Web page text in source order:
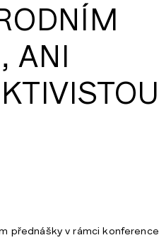
ANI
přednášky v rámci konference